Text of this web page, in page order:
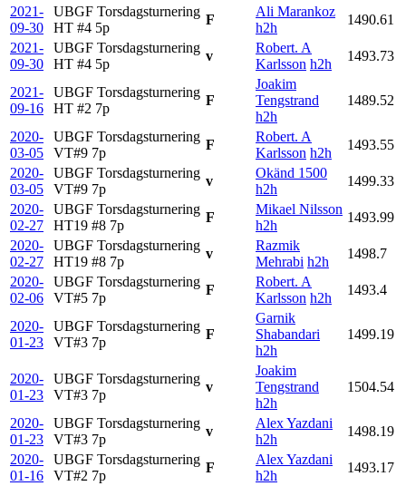
2021-
09-30
UBGF Torsdagsturnering
HT #4 5p
F
Ali Marankoz
h2h
1490.61
2021-
09-30
UBGF Torsdagsturnering
HT #4 5p
v
Robert. A
Karlsson h2h
1493.73
2021-
09-16
UBGF Torsdagsturnering
HT #2 7p
F
Joakim
Tengstrand
h2h
1489.52
2020-
03-05
UBGF Torsdagsturnering
VT#9 7p
F
Robert. A
Karlsson h2h
1493.55
2020-
03-05
UBGF Torsdagsturnering
VT#9 7p
v
Okänd 1500
h2h
1499.33
2020-
02-27
UBGF Torsdagsturnering
HT19 #8 7p
F
Mikael Nilsson
h2h
1493.99
2020-
02-27
UBGF Torsdagsturnering
HT19 #8 7p
v
Razmik
Mehrabi h2h
1498.7
2020-
02-06
UBGF Torsdagsturnering
VT#5 7p
F
Robert. A
Karlsson h2h
1493.4
2020-
01-23
UBGF Torsdagsturnering
VT#3 7p
F
Garnik
Shabandari
h2h
1499.19
2020-
01-23
UBGF Torsdagsturnering
VT#3 7p
v
Joakim
Tengstrand
h2h
1504.54
2020-
01-23
UBGF Torsdagsturnering
VT#3 7p
v
Alex Yazdani
h2h
1498.19
2020-
01-16
UBGF Torsdagsturnering
VT#2 7p
F
Alex Yazdani
h2h
1493.17